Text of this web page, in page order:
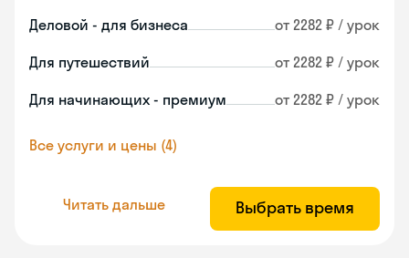
Деловой - для бизнеса от 2282 ₽ / урок
Для путешествий от 2282 ₽ / урок
Для начинающих - премиум от 2282 ₽ / урок
Все услуги и цены (4)
Читать дальше Выбрать время